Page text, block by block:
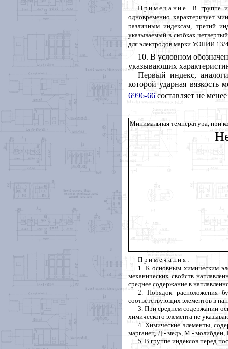
Примечание . В группе
одновременно характеризует
различным индексам, третий
указываемый в скобках
для электродов марки УОНИИ 13/
10. В условном
указывающих
Первый индекс,
которой ударная
6996-66составляет не
Минимальная температура, при
Примечания :
1. К основным химическим
механических свойств
среднее содержание в
2. Порядок расположения
соответствующих элементов в
3. При среднем содержании
химического элемента не
4. Химические элементы,
марганец, Д - медь, М -
5. В группе индексов перед